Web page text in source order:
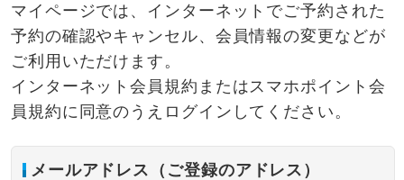
マイページでは、インターネットでご予約された
予約の確認やキャンセル、会員情報の変更などが
ご利用いただけます。
インターネット会員規約またはスマホポイント会
員規約に同意のうえログインしてください。
メールアドレス（ご登録のアドレス）